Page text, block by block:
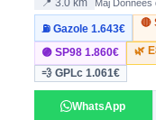
📍 3.0 km Màj
⛽ Gazole1.643€
🔴
🟣 SP981.860€ 🌿
💨 GPLc1.061€
WhatsApp